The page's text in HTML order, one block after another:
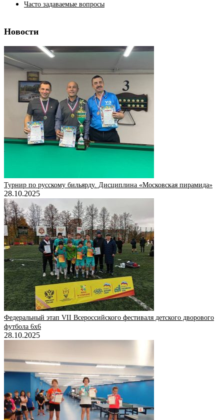
Часто задаваемые вопросы
Новости
Турнир по русскому бильярду. Дисциплина «Московская пирамида»
28.10.2025
Федеральный этап VII Всероссийского фестиваля детского дворового
футбола 6х6
28.10.2025